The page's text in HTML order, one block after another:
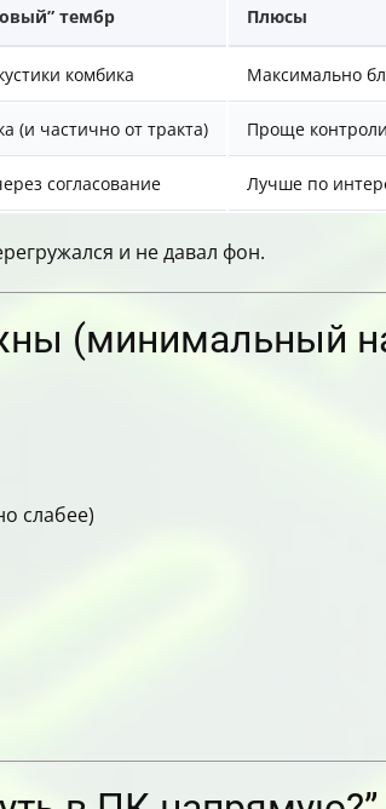
тембр Плюсы
комбика Максимально
(и частично от тракта) Проще
согласование Лучше по
и не давал фон.
(минимальный
слабее)